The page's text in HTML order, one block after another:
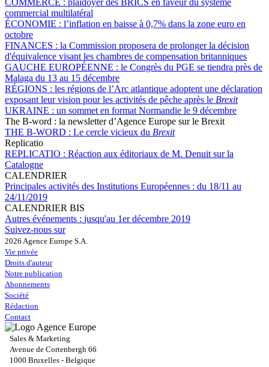
commercial multilatéral
ÉCONOMIE : l’inflation en baisse à 0,7% dans la zone euro en
octobre
FINANCES : la Commission proposera de prolonger la décision
d'équivalence visant les chambres de compensation britanniques
GAUCHE EUROPÉENNE : le Congrès du PGE se tiendra près de
Malaga du 13 au 15 décembre
RÉGIONS : les régions de l’Arc atlantique adoptent une déclaration
exposant leur vision pour les activités de pêche après le Brexit
UKRAINE : un sommet en format Normandie le 9 décembre
The B-word : la newsletter d’Agence Europe sur le Brexit
THE B-WORD : Le cercle vicieux du Brexit
Replicatio
REPLICATIO : Réaction aux éditoriaux de M. Denuit sur la
Catalogne
CALENDRIER
Principales activités des Institutions Européennes : du 18/11 au
24/11/2019
CALENDRIER BIS
Autres événements : jusqu'au 1er décembre 2019
Suivez-nous sur
2026 Agence Europe S.A.
Vie privée
Droits d'auteur
Notre publication
Abonnements
Société
Rédaction
Contact
Sales & Marketing
Avenue de Cortenbergh 66
1000 Bruxelles - Belgique